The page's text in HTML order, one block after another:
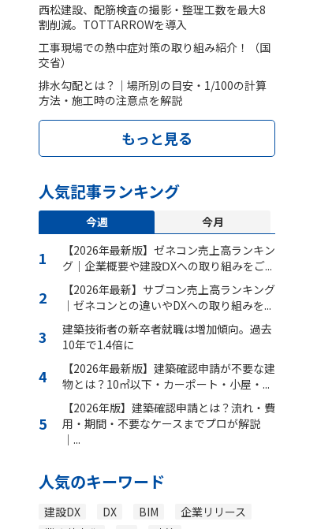
西松建設、配筋検査の撮影・整理工数を最大8
割削減。TOTTARROWを導入
工事現場での熱中症対策の取り組み紹介！（国
交省）
排水勾配とは？｜場所別の目安・1/100の計算
方法・施工時の注意点を解説
もっと見る
人気記事ランキング
今週
今月
【2026年最新版】ゼネコン売上高ランキン
グ｜企業概要や建設ⅮXへの取り組みをご...
【2026年最新】サブコン売上高ランキング
｜ゼネコンとの違いやDXへの取り組みを...
建築技術者の新卒者就職は増加傾向。過去
10年で1.4倍に
【2026年最新版】建築確認申請が不要な建
物とは？10㎡以下・カーポート・小屋・...
【2026年版】建築確認申請とは？流れ・費
用・期間・不要なケースまでプロが解説
｜...
人気のキーワード
建設DX DX BIM
企業リリース